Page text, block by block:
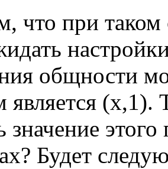
что при таком
общности
(x,1).
значение
Будет